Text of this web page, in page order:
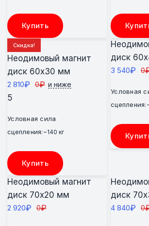
Купить
Скидка!
Неодимовый магнит
диск 60х30 мм
2 810₽ 0₽ и ниже
5
Условная сила
сцепления: ~140 кг
Купить
диск
3 540₽ 0
Условная
сцепления:
Неодимовый магнит
диск 70х20 мм
2 920₽ 0₽
диск
4 840₽ 0